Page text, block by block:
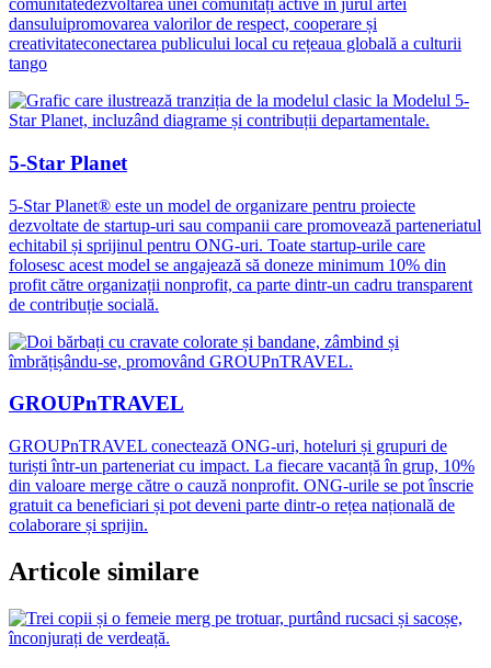
comunitatedezvoltarea unei comunități active în jurul artei
dansuluipromovarea valorilor de respect, cooperare și
creativitateconectarea publicului local cu rețeaua globală a culturii
tango
5-Star Planet
5-Star Planet® este un model de organizare pentru proiecte
dezvoltate de startup-uri sau companii care promovează parteneriatul
echitabil și sprijinul pentru ONG-uri. Toate startup-urile care
folosesc acest model se angajează să doneze minimum 10% din
profit către organizații nonprofit, ca parte dintr-un cadru transparent
de contribuție socială.
GROUPnTRAVEL
GROUPnTRAVEL conectează ONG-uri, hoteluri și grupuri de
turiști într-un parteneriat cu impact. La fiecare vacanță în grup, 10%
din valoare merge către o cauză nonprofit. ONG-urile se pot înscrie
gratuit ca beneficiari și pot deveni parte dintr-o rețea națională de
colaborare și sprijin.
Articole similare